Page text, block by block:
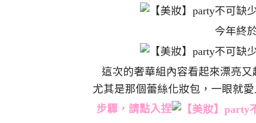
今年終
這次的奢華組內容看起來漂亮又
尤其是那個蕾絲化妝包，一眼就
步驟，請點入捏